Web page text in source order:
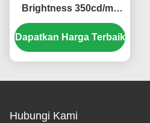
Brightness 350cd/m2
Layar LCD Industri
dengan Resolusi
640*480 Pixel
Dapatkan Harga Terbaik
Hubungi Kami